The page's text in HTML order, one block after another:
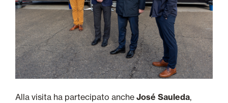
Alla visita ha partecipato anche José Sauleda,